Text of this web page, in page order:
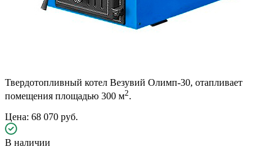
Твердотопливный котел Везувий Олимп-30, отапливает
помещения площадью 300 м2.
Цена: 68 070 руб.
В наличии